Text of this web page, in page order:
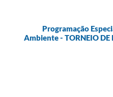
Programação
Ambiente - TORNEIO DE